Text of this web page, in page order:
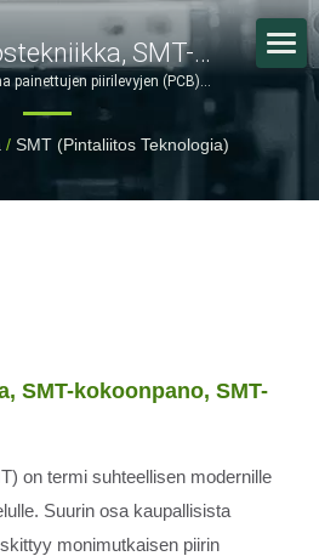
SMT-
SMT-Prosessi /
, Lääketiede- Ja
painettujen piirilevyjen (PCB)
kokoonpanoon – Täydet
/ SMT (Pintaliitos Teknologia)
SMT-kokoonpano, SMT-
on termi suhteellisen modernille
Suurin osa kaupallisista
monimutkaisen piirin